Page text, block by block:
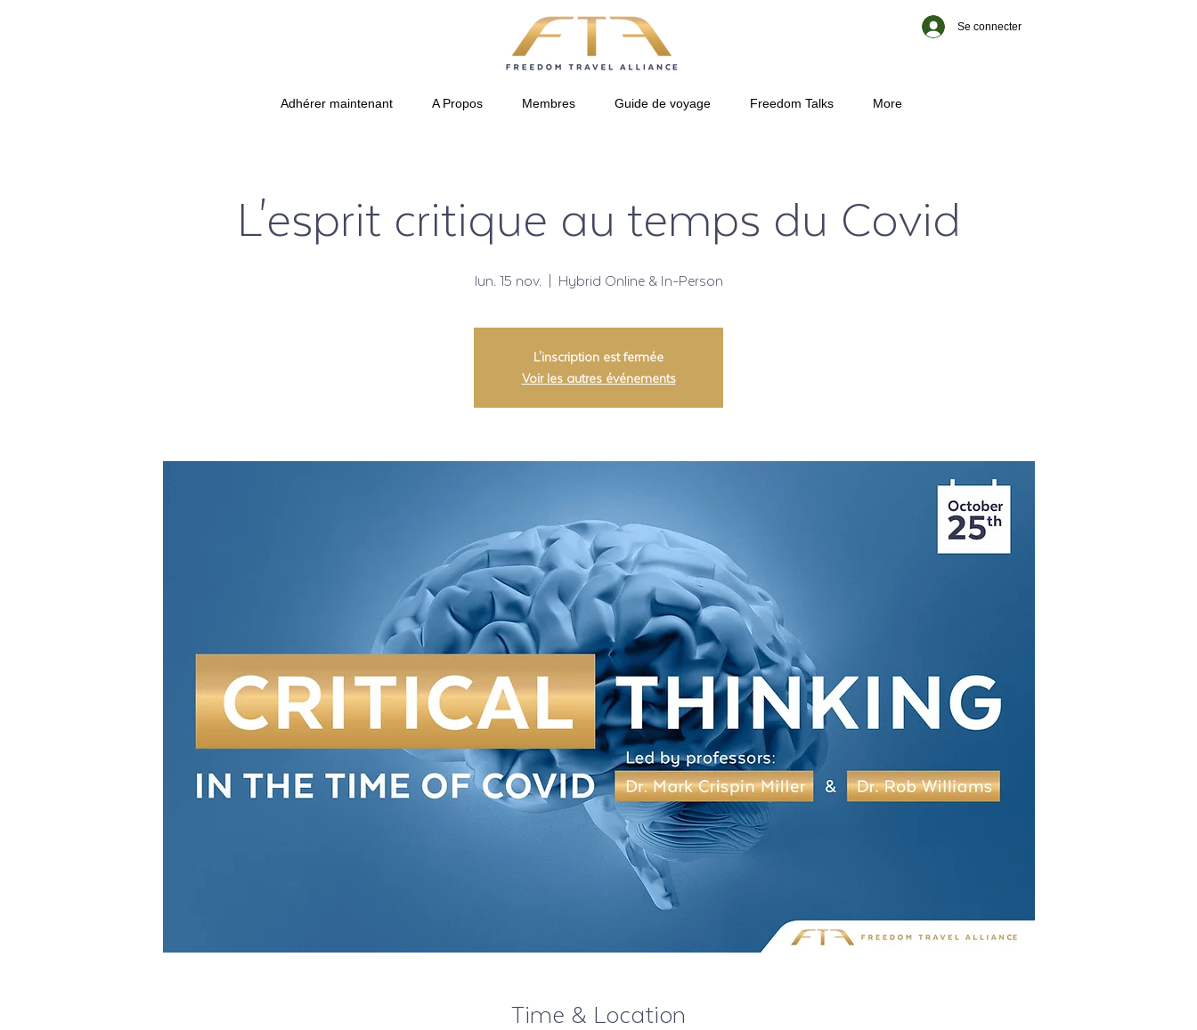
Se connecter
Adhérer maintenant A Propos Membres Guide de voyage Freedom Talks More
L'esprit critique au temps du Covid
lun. 15 nov.
  |
Hybrid Online & In-Person
L'inscription est fermée
Voir les autres événements
Time & Location